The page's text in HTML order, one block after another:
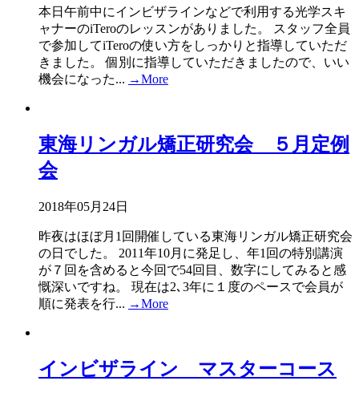
本日午前中にインビザラインなどで利用する光学スキ
ャナーのiTeroのレッスンがありました。 スタッフ全員
で参加してiTeroの使い方をしっかりと指導していただ
きました。 個別に指導していただきましたので、いい
機会になった... →More
東海リンガル矯正研究会 ５月定例
会
2018年05月24日
昨夜はほぼ月1回開催している東海リンガル矯正研究会
の日でした。 2011年10月に発足し、年1回の特別講演
が７回を含めると今回で54回目、数字にしてみると感
慨深いですね。 現在は2､3年に１度のペースで会員が
順に発表を行... →More
インビザライン マスターコース